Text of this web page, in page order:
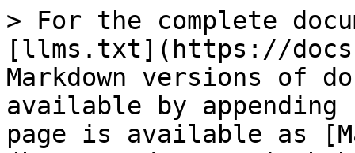
> For the complete
[llms.txt](https://
Markdown versions of
available by
page is available as